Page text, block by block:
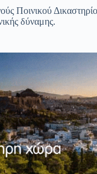
ail ρ
στ
εί
τε
Ποινικού
δύναμης.